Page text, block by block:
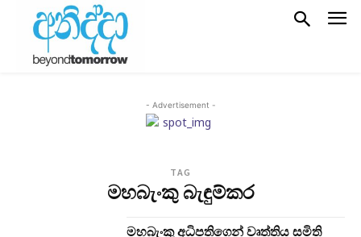
- Advertisement -
TAG
මහබැංකු බැඳුම්කර
මහබැංකු අධිපතිගෙන් වෘත්තිය සමිති